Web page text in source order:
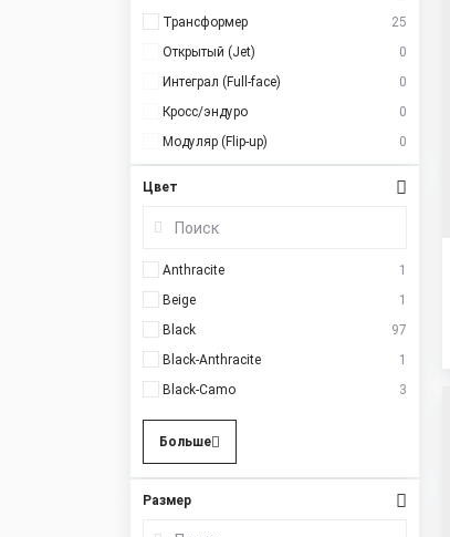
Трансформер
25
Открытый (Jet)
0
Интеграл (Full-face)
0
Кросс/эндуро
0
Модуляр (Flip-up)
0
Цвет
Anthracite
1
Beige
1
Black
97
Black-Anthracite
1
Black-Camo
3
Больше
Размер